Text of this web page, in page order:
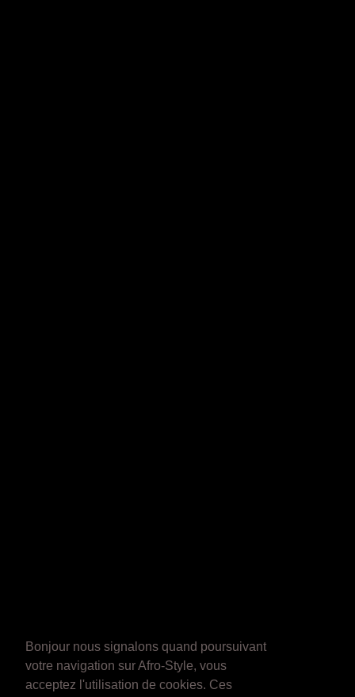
Bonjour nous signalons quand poursuivant
votre navigation sur Afro-Style, vous
acceptez l'utilisation de cookies. Ces